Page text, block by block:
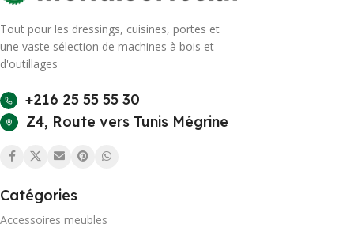
Tout pour les dressings, cuisines, portes et
une vaste sélection de machines à bois et
d'outillages
+216 25 55 55 30
Z4, Route vers Tunis Mégrine
Catégories
Accessoires meubles